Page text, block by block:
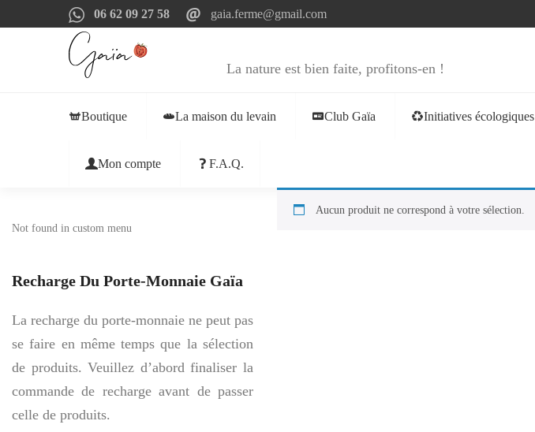
06 62 09 27 58 gaia.ferme@gmail.com
La nature est bien faite, profitons-en !
Boutique La maison du levain Club Gaïa Initiatives écologiques
Mon compte F.A.Q.
Aucun produit ne correspond à votre sélection.
Not found in custom menu
Recharge Du Porte-Monnaie Gaïa
La recharge du porte-monnaie ne peut pas
se faire en même temps que la sélection
de produits. Veuillez d’abord finaliser la
commande de recharge avant de passer
celle de produits.